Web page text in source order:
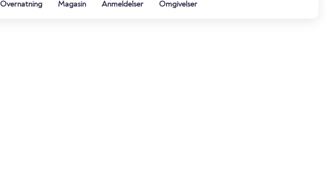
Overnatning Magasin Anmeldelser Omgivelser